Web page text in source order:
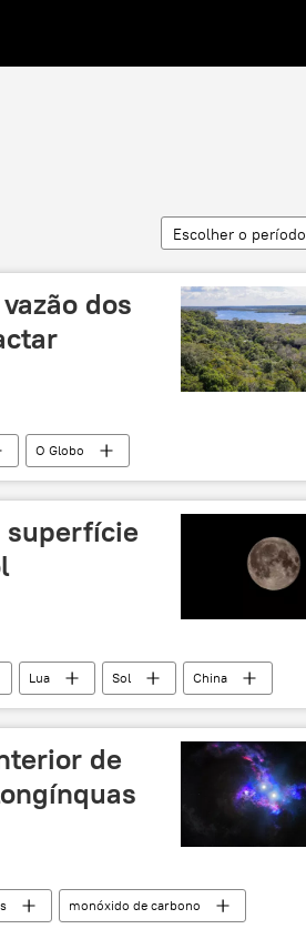
Escolher o período
dos
O Globo
global água
superfície
Lua Sol China
de
monóxido de carbono